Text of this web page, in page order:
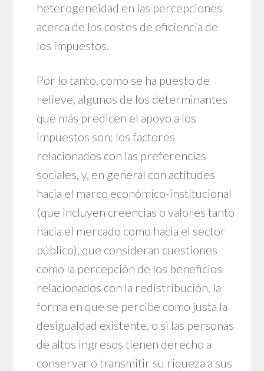
heterogeneidad en las percepciones
acerca de los costes de eficiencia de
los impuestos.
Por lo tanto, como se ha puesto de
relieve, algunos de los determinantes
que más predicen el apoyo a los
impuestos son: los factores
relacionados con las preferencias
sociales, y, en general con actitudes
hacia el marco económico-institucional
(que incluyen creencias o valores tanto
hacia el mercado como hacia el sector
público), que consideran cuestiones
como la percepción de los beneficios
relacionados con la redistribución, la
forma en que se percibe como justa la
desigualdad existente, o si las personas
de altos ingresos tienen derecho a
conservar o transmitir su riqueza a sus